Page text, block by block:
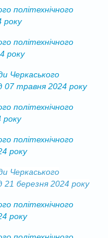
політехнічного
року
політехнічного
року
Черкаського
07 травня 2024 року
політехнічного
року
політехнічного
року
Черкаського
21 березня 2024 року
політехнічного
року